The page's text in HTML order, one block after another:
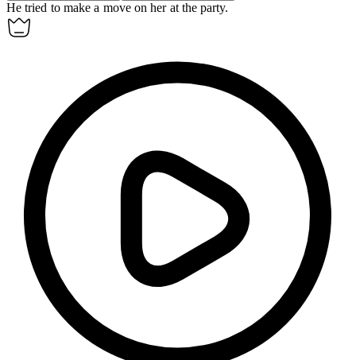
He tried to make a move on her at the party.